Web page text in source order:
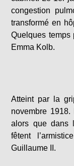
congestion
transformé en
Quelques
Emma Kolb.
Atteint par la
novembre
alors que dans
fêtent
Guillaume II.